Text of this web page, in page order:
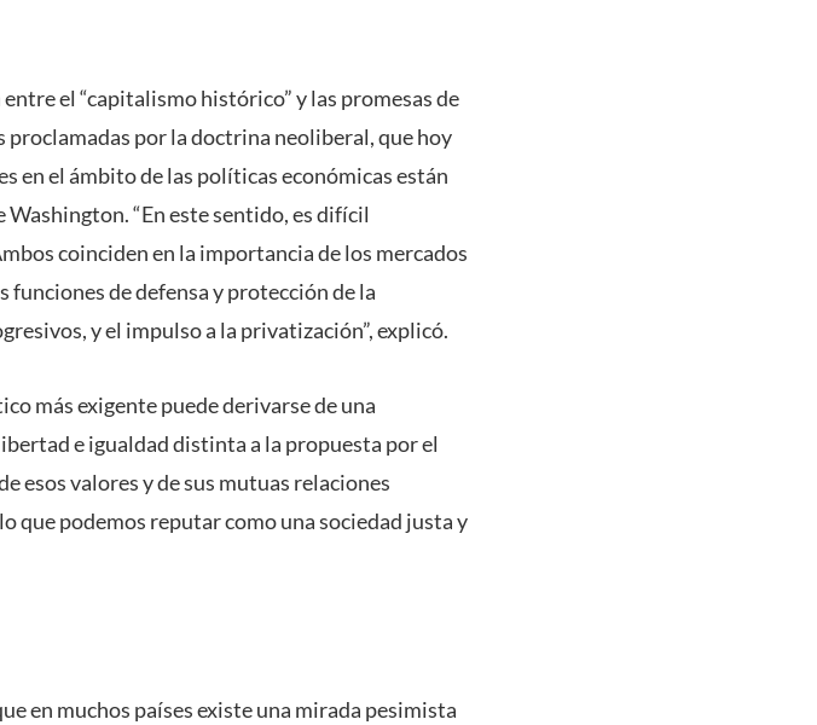
el “capitalismo histórico” y las promesas de
por la doctrina neoliberal, que hoy
en el ámbito de las políticas económicas están
Washington. “En este sentido, es difícil
coinciden en la importancia de los mercados
de defensa y protección de la
y el impulso a la privatización”, explicó.
más exigente puede derivarse de una
e igualdad distinta a la propuesta por el
esos valores y de sus mutuas relaciones
que podemos reputar como una sociedad justa y
en muchos países existe una mirada pesimista